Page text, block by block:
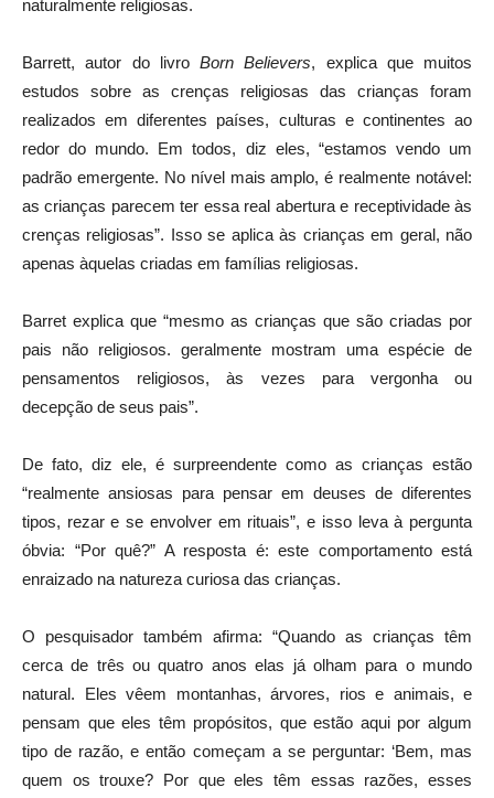
naturalmente religiosas.
Barrett, autor do livro Born Believers, explica que muitos
estudos sobre as crenças religiosas das crianças foram
realizados em diferentes países, culturas e continentes ao
redor do mundo. Em todos, diz eles, “estamos vendo um
padrão emergente. No nível mais amplo, é realmente notável:
as crianças parecem ter essa real abertura e receptividade às
crenças religiosas”. Isso se aplica às crianças em geral, não
apenas àquelas criadas em famílias religiosas.
Barret explica que “mesmo as crianças que são criadas por
pais não religiosos. geralmente mostram uma espécie de
pensamentos religiosos, às vezes para vergonha ou
decepção de seus pais”.
De fato, diz ele, é surpreendente como as crianças estão
“realmente ansiosas para pensar em deuses de diferentes
tipos, rezar e se envolver em rituais”, e isso leva à pergunta
óbvia: “Por quê?” A resposta é: este comportamento está
enraizado na natureza curiosa das crianças.
O pesquisador também afirma: “Quando as crianças têm
cerca de três ou quatro anos elas já olham para o mundo
natural. Eles vêem montanhas, árvores, rios e animais, e
pensam que eles têm propósitos, que estão aqui por algum
tipo de razão, e então começam a se perguntar: ‘Bem, mas
quem os trouxe? Por que eles têm essas razões, esses